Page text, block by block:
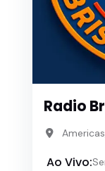
Radio
Ao Vivo: